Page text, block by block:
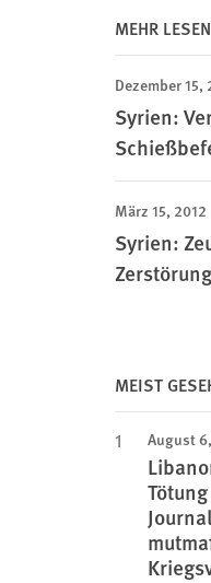
MEHR LESEN
Dezember 15,
Syrien:
März 15, 2012
Syrien:
MEIST
August